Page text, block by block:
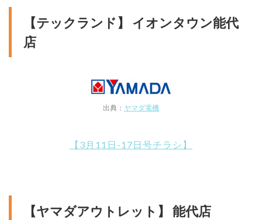
【テックランド】 イオンタウン能代
店
出典： ヤマダ電機
【3月11日-17日号チラシ】
【ヤマダアウトレット】 能代店